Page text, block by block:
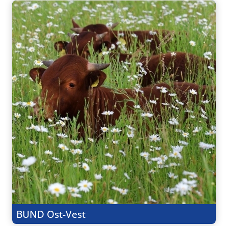
BUND Ost-Vest